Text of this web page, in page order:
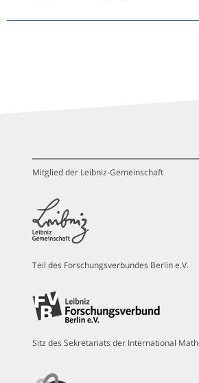
Mitglied der Leibniz-Gemeinschaft
Teil des Forschungsverbundes Berlin e.V.
Sitz des Sekretariats der International